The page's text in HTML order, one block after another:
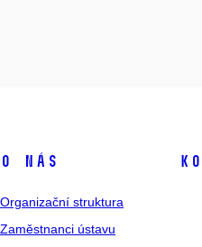
O nás
Organizační struktura
Zaměstnanci ústavu